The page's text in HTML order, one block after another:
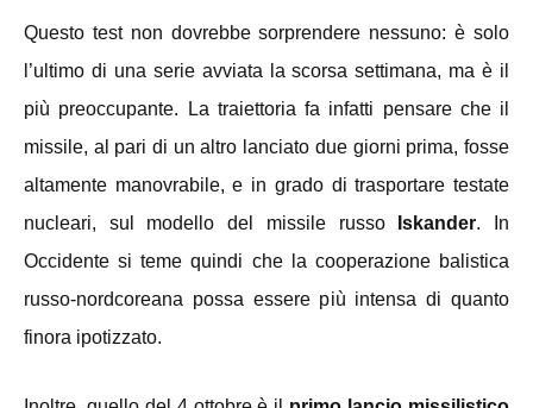
Questo test non dovrebbe sorprendere nessuno: è solo
l’ultimo di una serie avviata la scorsa settimana, ma è il
più preoccupante. La traiettoria fa infatti pensare che il
missile, al pari di un altro lanciato due giorni prima, fosse
altamente manovrabile, e in grado di trasportare testate
nucleari, sul modello del missile russo
Iskander. In
Occidente si teme quindi che la cooperazione balistica
russo-nordcoreana possa essere più intensa di quanto
finora ipotizzato.